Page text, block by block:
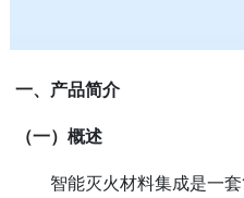
一、产品简介
（一）概述
智能灭火材料集成是一